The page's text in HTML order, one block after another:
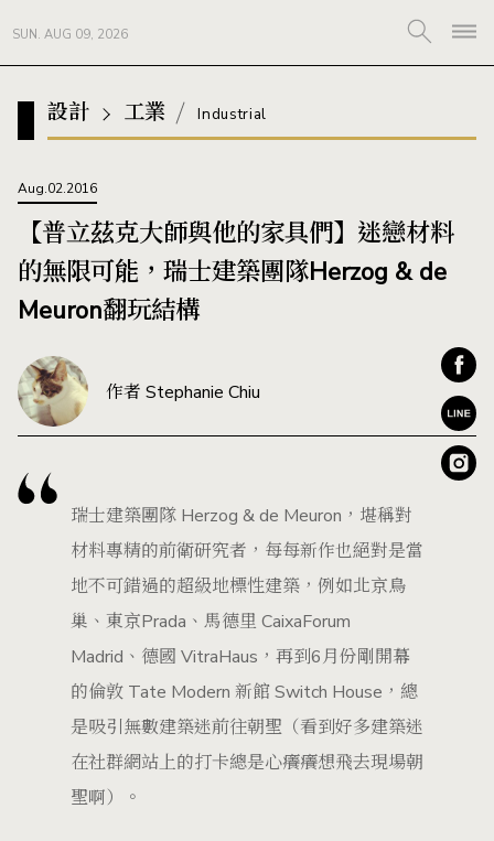
SUN. AUG 09, 2026
設計 工業 Industrial
Aug.02.2016
【普立茲克大師與他的家具們】迷戀材料
的無限可能，瑞士建築團隊Herzog & de
Meuron翻玩結構
作者 Stephanie Chiu
瑞士建築團隊 Herzog & de Meuron，堪稱對
材料專精的前衛研究者，每每新作也絕對是當
地不可錯過的超級地標性建築，例如北京鳥
巢、東京Prada、馬德里 CaixaForum
Madrid、德國 VitraHaus，再到6月份剛開幕
的倫敦 Tate Modern 新館 Switch House，總
是吸引無數建築迷前往朝聖（看到好多建築迷
在社群網站上的打卡總是心癢癢想飛去現場朝
聖啊）。